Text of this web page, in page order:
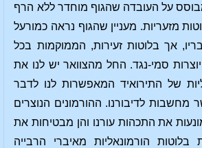
על העובדה שהגוף מוחדר ללא הרף
מזעריות. מעניין שהגוף נראה כמורעל
אך בלוטות זעירות, הממוקמות בכל
סמי-נגד. החל מהצוואר יש לנו את
של התירואיד המאפשרות לנו לדבר
מחשבות לדיבורנו. ההורמונים הנוצרים
את התכהות עורנו והן מבטיחות את
בלוטות הורמונאליות מאיברי הרבייה